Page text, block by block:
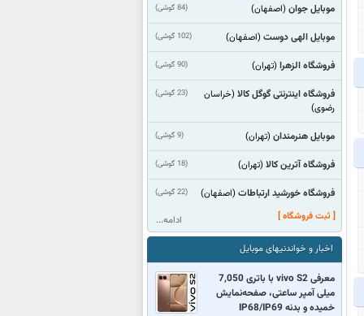
(84 گوشی) موبایل جوان (اصفهان)
(102 گوشی) موبایل الهی دوست (اصفهان)
(90 گوشی) فروشگاه الزهرا (تهران)
(23 گوشی) فروشگاه اینترنتی گوگل کالا (خراسان
رضوی)
(9 گوشی) موبایل هنرمندان (تهران)
(18 گوشی) فروشگاه آترین کالا (تهران)
(22 گوشی) فروشگاه خورشید ارتباطات (اصفهان)
[ ثبت فروشگاه ]
ادامه...
اخبار و خواندنیهای موبایل
معرفی vivo S2 با باتری 7,050
میلی آمپر ساعتی، صفحه‌نمایش
خمیده و بدنه IP68/IP69